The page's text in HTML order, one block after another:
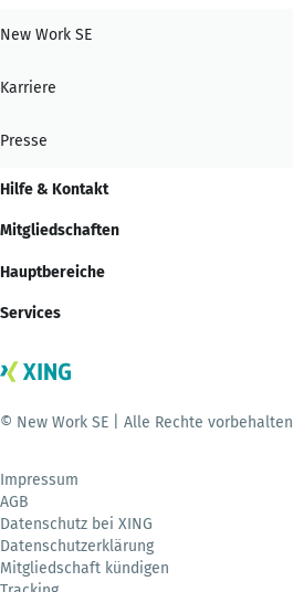
New Work SE
Karriere
Presse
Hilfe & Kontakt
Mitgliedschaften
Hauptbereiche
Services
© New Work SE | Alle Rechte vorbehalten
Impressum
AGB
Datenschutz bei XING
Datenschutzerklärung
Mitgliedschaft kündigen